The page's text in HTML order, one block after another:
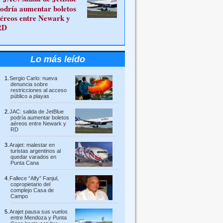
aumentar boletos
entre Newark y
Lo más leído
Sergio Carlo: nueva
denuncia sobre
restricciones al acceso
público a playas
JAC: salida de JetBlue
podría aumentar boletos
aéreos entre Newark y
RD
Arajet: malestar en
turistas argentinos al
quedar varados en
Punta Cana
Fallece “Alfy” Fanjul,
copropietario del
complejo Casa de
Campo
Arajet pausa sus vuelos
entre Mendoza y Punta